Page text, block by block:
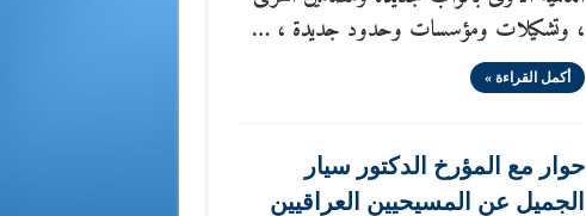
، وتشكيلات ومؤسسات وحدود جديدة ، …
أكمل القراءة »
حوار مع المؤرخ الدكتور سيار
الجميل عن المسيحيين العراقيين